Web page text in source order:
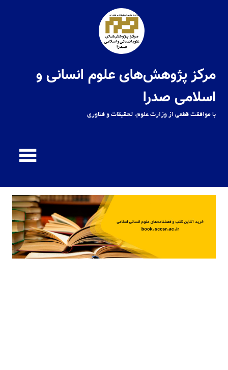
مرکز پژوهش‌های علوم انسانی و
اسلامی صدرا
با موافقت قطعی از وزارت علوم، تحقیقات و فناوری